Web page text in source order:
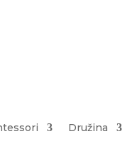
Družina